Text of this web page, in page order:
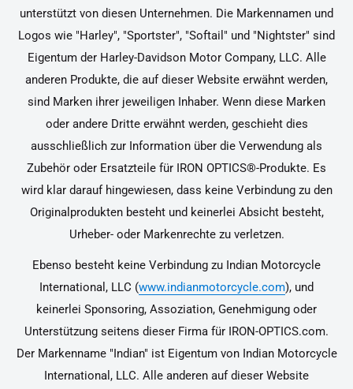
unterstützt von diesen Unternehmen. Die Markennamen und
Logos wie "Harley", "Sportster", "Softail" und "Nightster" sind
Eigentum der Harley-Davidson Motor Company, LLC. Alle
anderen Produkte, die auf dieser Website erwähnt werden,
sind Marken ihrer jeweiligen Inhaber. Wenn diese Marken
oder andere Dritte erwähnt werden, geschieht dies
ausschließlich zur Information über die Verwendung als
Zubehör oder Ersatzteile für IRON OPTICS®-Produkte. Es
wird klar darauf hingewiesen, dass keine Verbindung zu den
Originalprodukten besteht und keinerlei Absicht besteht,
Urheber- oder Markenrechte zu verletzen.
Ebenso besteht keine Verbindung zu Indian Motorcycle
International, LLC (www.indianmotorcycle.com), und
keinerlei Sponsoring, Assoziation, Genehmigung oder
Unterstützung seitens dieser Firma für IRON-OPTICS.com.
Der Markenname "Indian" ist Eigentum von Indian Motorcycle
International, LLC. Alle anderen auf dieser Website